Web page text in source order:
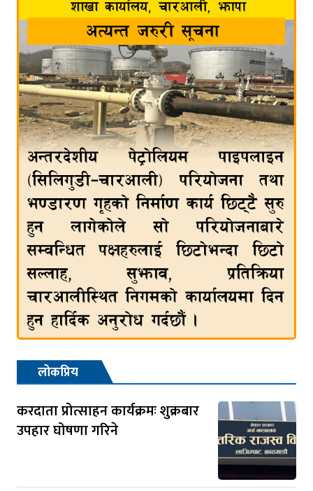
लोकप्रिय
करदाता प्रोत्साहन कार्यक्रमः शुक्रबार
उपहार घोषणा गरिने